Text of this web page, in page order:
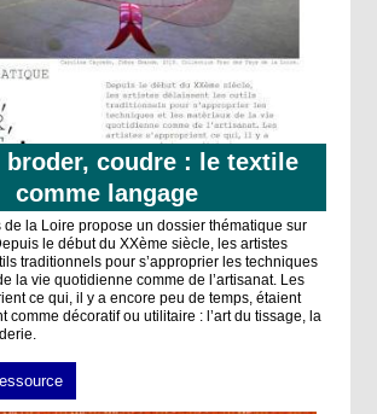
broder, coudre : le textile
comme langage
de la Loire propose un dossier thématique sur
le début du XXème siècle, les artistes
traditionnels pour s’approprier les techniques
la vie quotidienne comme de l’artisanat. Les
ce qui, il y a encore peu de temps, étaient
comme décoratif ou utilitaire : l’art du tissage, la